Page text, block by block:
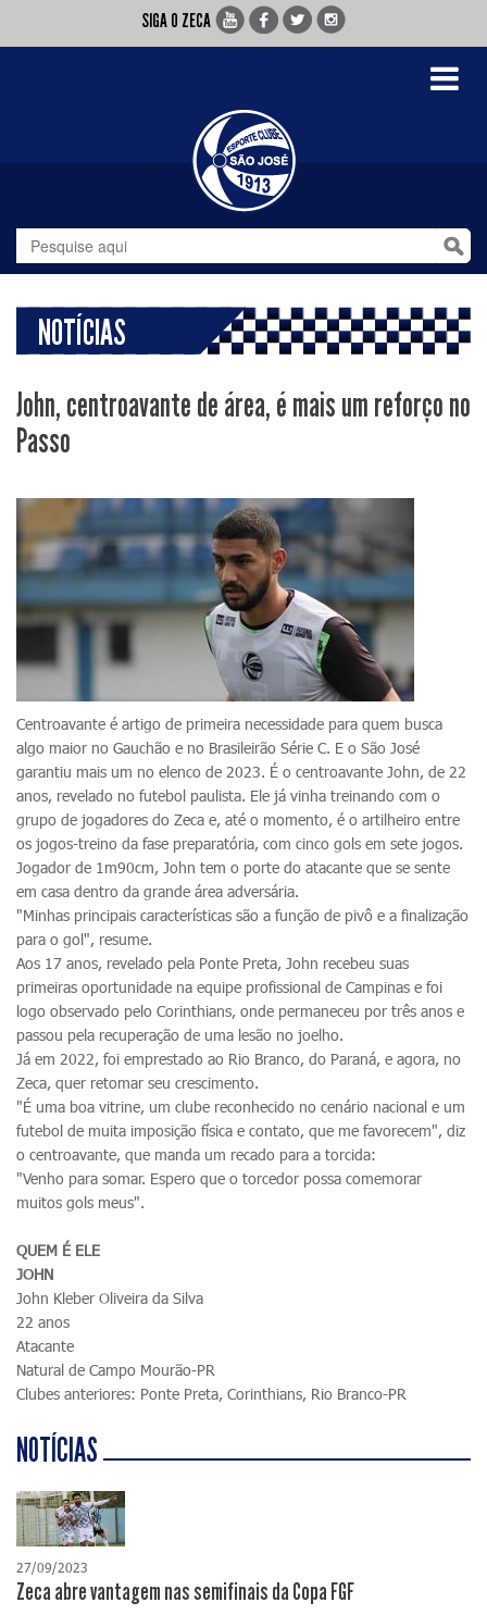
SIGA O ZECA
Toggle
NOTÍCIAS
John, centroavante de área, é mais um reforço no
Passo
Centroavante é artigo de primeira necessidade para quem busca
algo maior no Gauchão e no Brasileirão Série C. E o São José
garantiu mais um no elenco de 2023. É o centroavante John, de 22
anos, revelado no futebol paulista. Ele já vinha treinando com o
grupo de jogadores do Zeca e, até o momento, é o artilheiro entre
os jogos-treino da fase preparatória, com cinco gols em sete jogos.
Jogador de 1m90cm, John tem o porte do atacante que se sente
em casa dentro da grande área adversária.
"Minhas principais características são a função de pivô e a finalização
para o gol", resume.
Aos 17 anos, revelado pela Ponte Preta, John recebeu suas
primeiras oportunidade na equipe profissional de Campinas e foi
logo observado pelo Corinthians, onde permaneceu por três anos e
passou pela recuperação de uma lesão no joelho.
Já em 2022, foi emprestado ao Rio Branco, do Paraná, e agora, no
Zeca, quer retomar seu crescimento.
"É uma boa vitrine, um clube reconhecido no cenário nacional e um
futebol de muita imposição física e contato, que me favorecem", diz
o centroavante, que manda um recado para a torcida:
"Venho para somar. Espero que o torcedor possa comemorar
muitos gols meus".
QUEM É ELE
JOHN
John Kleber Oliveira da Silva
22 anos
Atacante
Natural de Campo Mourão-PR
Clubes anteriores: Ponte Preta, Corinthians, Rio Branco-PR
NOTÍCIAS
27/09/2023
Zeca abre vantagem nas semifinais da Copa FGF